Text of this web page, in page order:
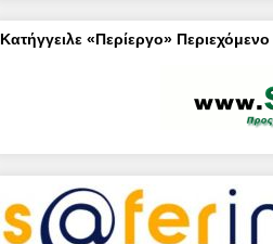
Κατήγγειλε «Περίεργο» Περιεχόμενο